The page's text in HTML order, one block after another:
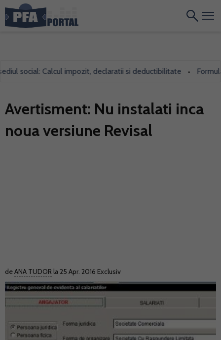
social: Calcul impozit, declaratii si deductibilitate •
Avertisment: Nu instalati inca
noua versiune Revisal
deANA TUDOR la 25 Apr. 2016 Exclusiv